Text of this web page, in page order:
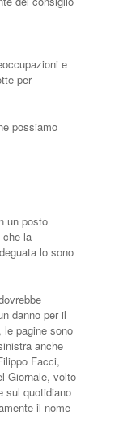
e
per
possiamo
un posto
che la
lo sono
danno per il
le pagine sono
anche
Facci,
Giornale, volto
sul quotidiano
il nome